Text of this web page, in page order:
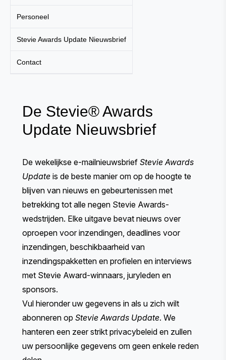
Personeel
Stevie Awards Update Nieuwsbrief
Contact
De Stevie® Awards
Update Nieuwsbrief
De wekelijkse e-mailnieuwsbrief Stevie Awards
Update is de beste manier om op de hoogte te
blijven van nieuws en gebeurtenissen met
betrekking tot alle negen Stevie Awards-
wedstrijden. Elke uitgave bevat nieuws over
oproepen voor inzendingen, deadlines voor
inzendingen, beschikbaarheid van
inzendingspakketten en profielen en interviews
met Stevie Award-winnaars, juryleden en
sponsors.
Vul hieronder uw gegevens in als u zich wilt
abonneren op Stevie Awards Update. We
hanteren een zeer strikt privacybeleid en zullen
uw persoonlijke gegevens om geen enkele reden